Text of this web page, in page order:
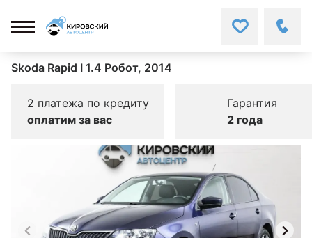
Skoda Rapid I 1.4 Робот, 2014
2 платежа по кредиту
оплатим за вас
Гарантия
2 года